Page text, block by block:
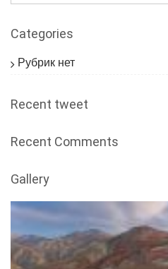
Categories
Рубрик нет
Recent tweet
Recent Comments
Gallery